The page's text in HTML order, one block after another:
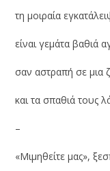
τη μοιραία
είναι γεμάτα βαθιά
σαν αστραπή σε μια
και τα σπαθιά τους
–
«Μιμηθείτε μας»,